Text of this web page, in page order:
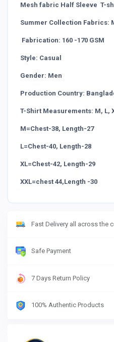
Mesh fabric Half Sleeve T-
Summer Collection Fabrics:
Fabrication: 160 -170 GSM
Style: Casual
Gender: Men
Production Country:
T-Shirt Measurements: M, L,
M=Chest-38, Length-27
L=Chest-40, Length-28
XL=Chest-42, Length-29
XXL=chest 44,Length -30
Fast Delivery all across the
Safe Payment
7 Days Return Policy
100% Authentic Products